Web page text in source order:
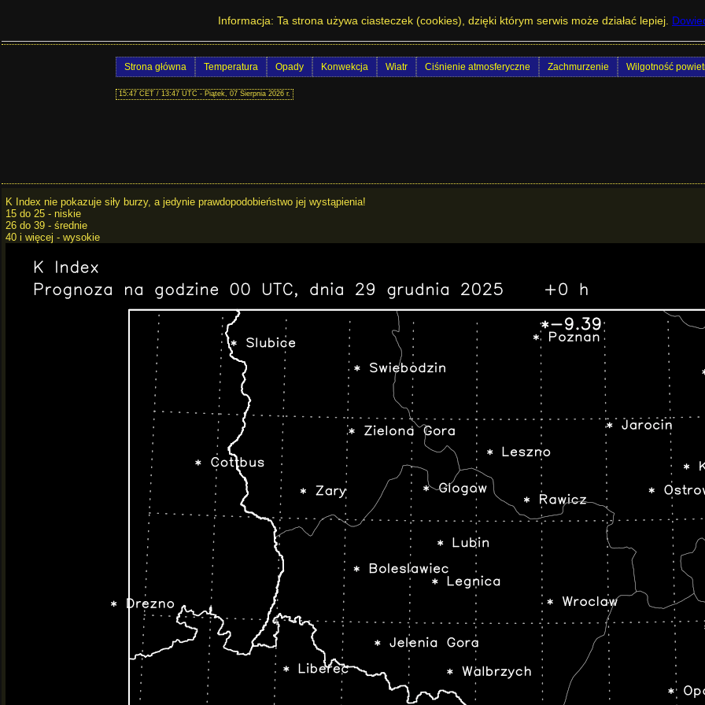
Prognoza pogody na Dolnym Śląsku - K Index - model
Strona główna Temperatura Opady Konwekcja Wiatr Ciśnienie atmosferyczne Zachmurzenie Wilgotność
15:47 CET / 13:47 UTC - Piątek, 07 Sierpnia 2026 r.
K Index nie pokazuje siły burzy, a jedynie prawdopodobieństwo jej wystąpienia!
15 do 25 - niskie
26 do 39 - średnie
40 i więcej - wysokie
Informacja: Ta strona używa ciasteczek (cookies), dzięki którym serwis może działać lepiej.